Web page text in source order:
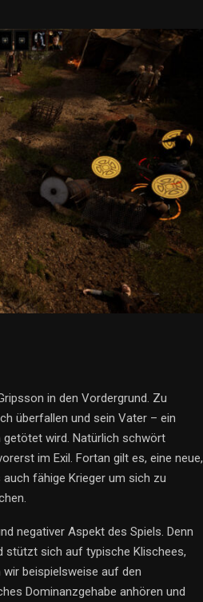
in den Vordergrund. Zu
überfallen und sein Vater – ein
wird. Natürlich schwört
im Exil. Fortan gilt es, eine neue,
fähige Krieger um sich zu
negativer Aspekt des Spiels. Denn
stützt sich auf typische Klischees,
beispielsweise auf den
Dominanzgehabe anhören und